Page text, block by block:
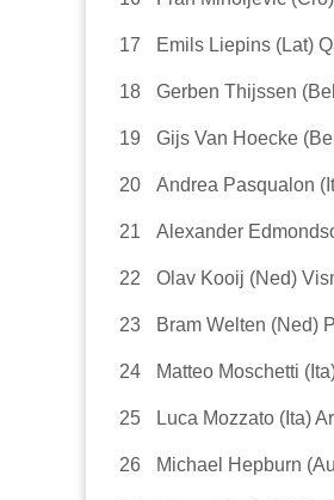
17 Emils Liepins (Lat)
18 Gerben Thijssen
19 Gijs Van Hoecke
20 Andrea Pasqualon
21 Alexander
22 Olav Kooij (Ned)
23 Bram Welten (Ned)
24 Matteo Moschetti
25 Luca Mozzato (Ita)
26 Michael Hepburn